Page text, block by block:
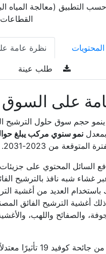
حسب التطبيق (معالجة المياه
القطاعات، 2023-
نظرة عامة
على السوق
حجم سوق حلول الترشيح
بمعدل نمو سنوي مركب يبلغ
المتوقعة من 2023-2031.
السائل المحتوي على
غشاء شبه نافذ بالترشيح
باستخدام العديد من أغشية
أغشية الترشيح الفائق
والصفائح واللهب،
كان للاستيقاظ من جائحة كوفيد 19